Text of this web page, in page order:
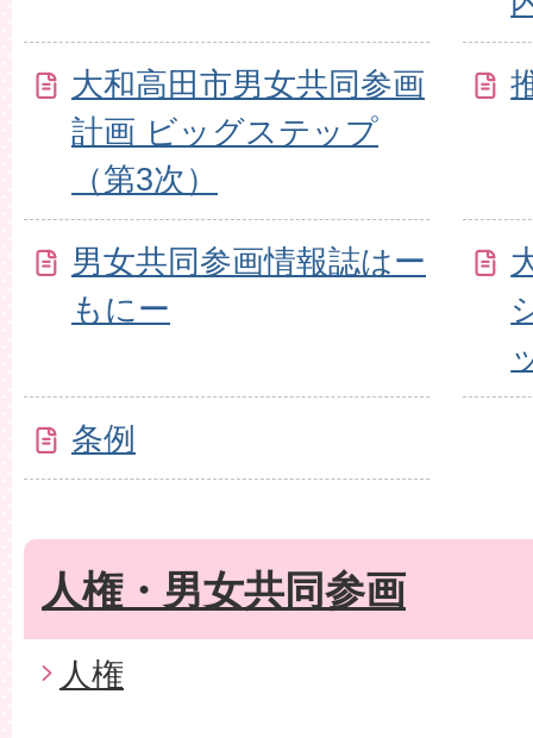
大和高田市男女共同参画
計画 ビッグステップ
（第3次）
男女共同参画情報誌はー
もにー
条例
人権・男女共同参画
人権